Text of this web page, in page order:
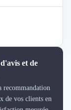
et de
recommandation
de vos clients en